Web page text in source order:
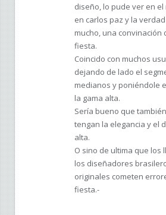
diseño, lo pude ver en
en carlos paz y la
mucho, una convinación
fiesta.
Coincido con muchos
dejando de lado el
medianos y poniéndole
la gama alta.
Sería bueno que
tengan la elegancia y el
alta.
O sino de ultima que los
los diseñadores
originales cometen
fiesta.-